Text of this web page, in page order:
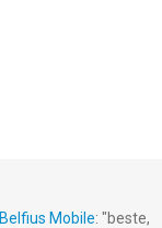
Belfius Mobile: "beste,